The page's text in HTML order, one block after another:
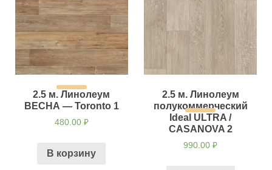
2.5 м. Линолеум
ВЕСНА — Toronto 1
480.00 ₽
В корзину
2.5 м. Линолеум
полукоммерческий
Ideal ULTRA /
CASANOVA 2
990.00₽